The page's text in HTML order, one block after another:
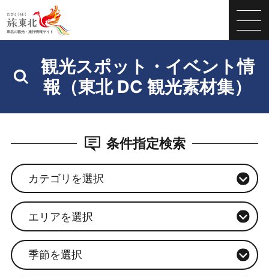
観光スポット・イベント情
報（東北 DC 観光素材集）
条件指定検索
カテゴリを選択
エリアを選択
季節を選択